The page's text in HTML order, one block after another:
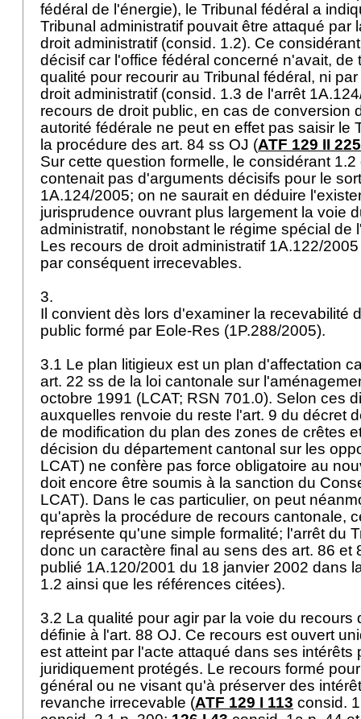
fédéral de l'énergie), le Tribunal fédéral a
Tribunal administratif pouvait être attaqué par
droit administratif (consid. 1.2). Ce
décisif car l'office fédéral concerné n'avait, de
qualité pour recourir au Tribunal fédéral, ni
droit administratif (consid. 1.3 de l'arrêt
recours de droit public, en cas de conversion
autorité fédérale ne peut en effet pas saisir le
la procédure des art. 84 ss OJ (ATF 129 II 225
Sur cette question formelle, le considérant
contenait pas d'arguments décisifs pour le
1A.124/2005; on ne saurait en déduire
jurisprudence ouvrant plus largement la voie
administratif, nonobstant le régime spécial de
Les recours de droit administratif 1A.122/
par conséquent irrecevables.
3.
Il convient dès lors d'examiner la recevabilité
public formé par Eole-Res (1P.288/2005).
3.1 Le plan litigieux est un plan d'affectation
art. 22 ss de la loi cantonale sur
octobre 1991 (LCAT; RSN 701.0). Selon ces
auxquelles renvoie du reste l'art. 9 du décret
de modification du plan des zones de crêtes
décision du département cantonal sur les
LCAT) ne confère pas force obligatoire au
doit encore être soumis à la sanction du
LCAT). Dans le cas particulier, on peut
qu'après la procédure de recours cantonale,
représente qu'une simple formalité; l'arrêt du
donc un caractère final au sens des art. 86 et
publié 1A.120/2001 du 18 janvier 2002 dans
1.2 ainsi que les références citées).
3.2 La qualité pour agir par la voie du recours
définie à l'art. 88 OJ. Ce recours est ouvert
est atteint par l'acte attaqué dans ses intérêts
juridiquement protégés. Le recours formé
général ou ne visant qu'à préserver des
revanche irrecevable (ATF 129 I 113 consid.